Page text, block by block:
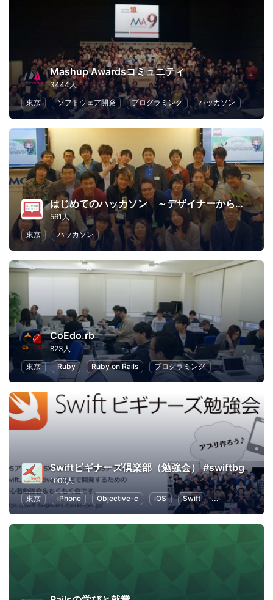
Mashup Awardsコミュニティ
3444人
東京
ソフトウェア開発 プログラミング ハッカソン
はじめてのハッカソン ～デザイナーからプログラマーまで～
561人
東京
ハッカソン
CoEdo.rb
823人
東京
Ruby Ruby on Rails プログラミング
Swiftビギナーズ倶楽部（勉強会） #swiftbg
1000人
東京
iPhone Objective-c iOS Swift プログラミング